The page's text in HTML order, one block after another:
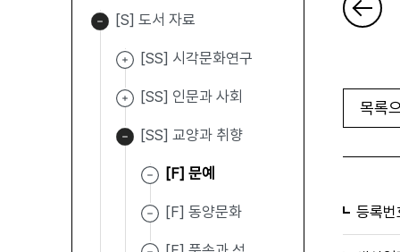
[S] 도서 자료
[SS] 시각문화연구
[SS] 인문과 사회
[SS] 교양과 취향
[F] 문예
[F] 동양문화
목록
등록번